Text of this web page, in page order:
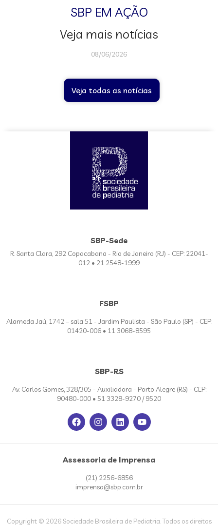
SBP EM AÇÃO
Veja mais notícias
08/06/2026
Veja todas as notícias
SBP-Sede
R. Santa Clara, 292 Copacabana - Rio de Janeiro (RJ) - CEP: 22041-
012 • 21 2548-1999
FSBP
Alameda Jaú, 1742 – sala 51 - Jardim Paulista - São Paulo (SP) - CEP:
01420-006 • 11 3068-8595
SBP-RS
Av. Carlos Gomes, 328/305 - Auxiliadora - Porto Alegre (RS) - CEP:
90480-000 • 51 3328-9270 / 9520
Assessoria de Imprensa
(21) 2256-6856
imprensa@sbp.com.br
Copyright © 2026 Sociedade Brasileira de Pediatria. Todos os direitos